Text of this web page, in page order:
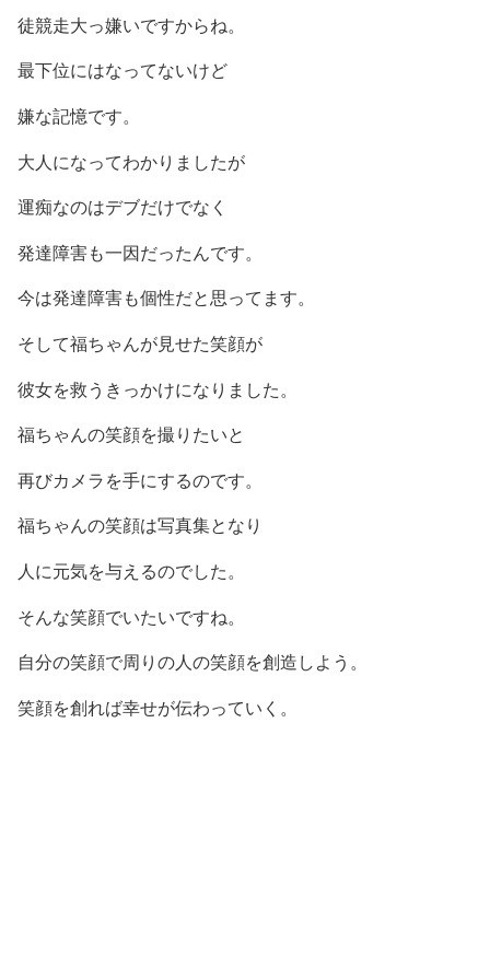
徒競走大っ嫌いですからね。
最下位にはなってないけど
嫌な記憶です。
大人になってわかりましたが
運痴なのはデブだけでなく
発達障害も一因だったんです。
今は発達障害も個性だと思ってます。
そして福ちゃんが見せた笑顔が
彼女を救うきっかけになりました。
福ちゃんの笑顔を撮りたいと
再びカメラを手にするのです。
福ちゃんの笑顔は写真集となり
人に元気を与えるのでした。
そんな笑顔でいたいですね。
自分の笑顔で周りの人の笑顔を創造しよう。
笑顔を創れば幸せが伝わっていく。